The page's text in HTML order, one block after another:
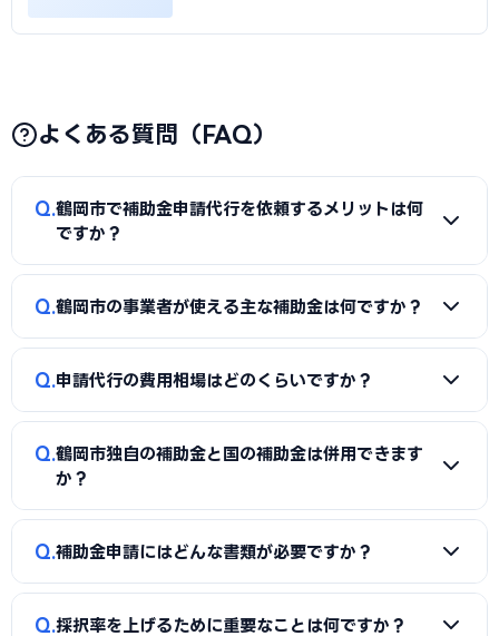
よくある質問（FAQ）
Q 鶴岡市で補助金申請代行を依頼するメリットは何
ですか？
A
補助金は事業計画書の完成度で採択率が大きく変わりま
成、必要書類の整備、申請システム（電子申請）の操作、採
択後の実績報告まで一貫してサポートを受けられます。本業に
Q 鶴岡市の事業者が使える主な補助金は何ですか？
A
国の「ものづくり補助金」「IT導入補助金」「小規模事
投資補助金」に加え、鶴岡市独自の補助金・助成金が活用で
きます。詳しくは本記事の「鶴岡市独自の補助金制度」「国
の主要補助金」の各セクションをご覧ください。
Q 申請代行の費用相場はどのくらいですか？
A
一般的に「着手金（無料〜数万円）＋成功報酬（採択額
の10〜15%程度）」の体系が多く、完全成功報酬型の事務所
約前に見積もりと報酬条件を必ず確認しましょう。当サイト
では鶴岡市に対応した実績豊富な専門家を無料でご紹介して
Q 鶴岡市独自の補助金と国の補助金は併用できます
か？
A
同一経費への重複申請はできませんが、対象経費を「設備
金）」のように分けることで、異なる経費項目について両方
を活用できるケースがあります。経費按分の計画は事前に専門
Q 補助金申請にはどんな書類が必要ですか？
A
一般的に、事業計画書、見積書、決算書（直近2期分）、
Q 採択率を上げるために重要なことは何ですか？